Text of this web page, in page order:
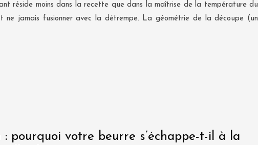
réside moins dans la recette que dans la maîtrise de la température du
ne jamais fusionner avec la détrempe. La géométrie de la découpe (un
: pourquoi votre beurre s’échappe-t-il à la